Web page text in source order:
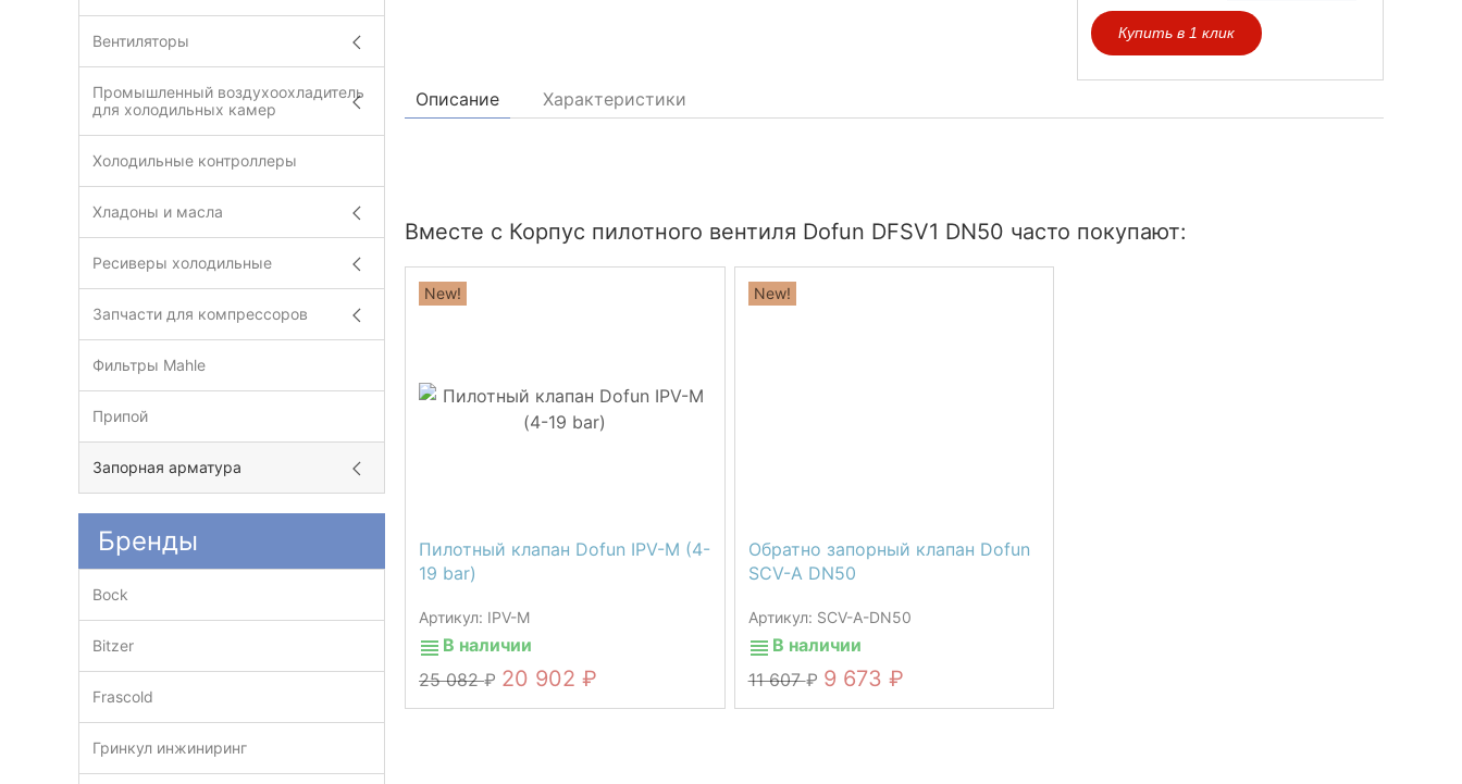
Купить в 1 клик
Описание Характеристики
Вместе с Корпус пилотного вентиля Dofun DFSV1 DN50 часто покупают:
Пилотный клапан Dofun IPV-M (4-
19 bar)
Артикул: IPV-M
В наличии
25 082
20 902
New!
Обратно запорный клапан Dofun
SCV-A DN50
Артикул: SCV-A-DN50
В наличии
11 607
9 673
New!
Вентиляторы
Промышленный воздухоохладитель
для холодильных камер
Холодильные контроллеры
Хладоны и масла
Ресиверы холодильные
Запчасти для компрессоров
Фильтры Mahle
Припой
Запорная арматура
Бренды
Bock
Bitzer
Frascold
Гринкул инжиниринг